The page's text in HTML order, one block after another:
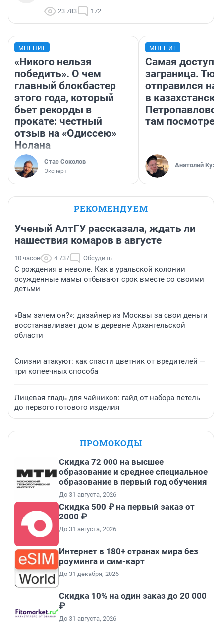
23 783 172
МНЕНИЕ
«Никого нельзя
победить». О чем
главный блокбастер
этого года, который
бьет рекорды в
прокате: честный
отзыв на «Одиссею»
Нолана
Стас Соколов
Эксперт
МНЕНИЕ
Самая
заграница.
отправился
в
там
Анатолий
РЕКОМЕНДУЕМ
Ученый АлтГУ рассказала, ждать ли
нашествия комаров в августе
10 часов 4 737 Обсудить
С рождения в неволе. Как в уральской колонии
осужденные мамы отбывают срок вместе со своими
детьми
«Вам зачем он?»: дизайнер из Москвы за свои деньги
восстанавливает дом в деревне Архангельской
области
Слизни атакуют: как спасти цветник от вредителей —
три копеечных способа
Лицевая гладь для чайников: гайд от набора петель
до первого готового изделия
ПРОМОКОДЫ
Скидка 72 000 на высшее
образование и среднее специальное
образование в первый год обучения
До 31 августа, 2026
Скидка 500 ₽ на первый заказ от
2000 ₽
До 31 августа, 2026
Интернет в 180+ странах мира без
роуминга и сим-карт
До 31 декабря, 2026
Скидка 10% на один заказ до 20 000
₽
До 31 августа, 2026